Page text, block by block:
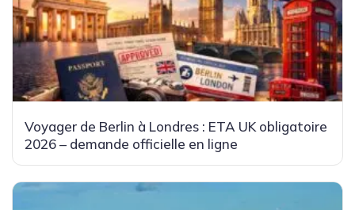
Voyager de Berlin à Londres : ETA UK obligatoire
2026 – demande officielle en ligne